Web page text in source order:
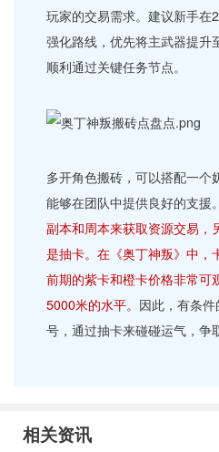
玩家的交易需求。建议新手在
强化路线，优先将主武器提升
顺利通过关键任务节点。
多开角色搬砖，可以搭配一个
能够在团队中提供良好的支援
副本和周本来获取资源交易，
是抽卡。在《奥丁神叛》中，
前期的紫卡和橙卡价格非常可
5000米的水平。 因此，有条
号，通过抽卡来碰碰运气，争
相关资讯